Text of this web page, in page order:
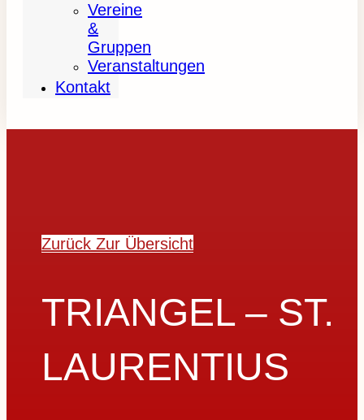
Vereine
&
Gruppen
Veranstaltungen
Kontakt
Zurück Zur Übersicht
TRIANGEL – ST.
LAURENTIUS